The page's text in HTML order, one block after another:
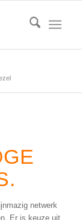
netwerk
Er is keuze uit